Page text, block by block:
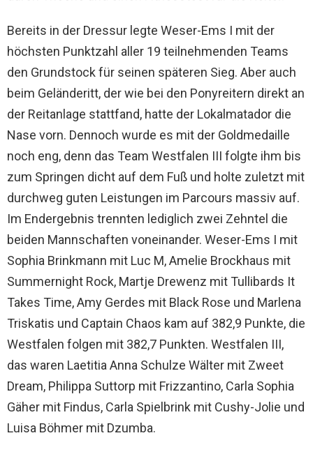
Bereits in der Dressur legte Weser-Ems I mit der
höchsten Punktzahl aller 19 teilnehmenden Teams
den Grundstock für seinen späteren Sieg. Aber auch
beim Geländeritt, der wie bei den Ponyreitern direkt an
der Reitanlage stattfand, hatte der Lokalmatador die
Nase vorn. Dennoch wurde es mit der Goldmedaille
noch eng, denn das Team Westfalen III folgte ihm bis
zum Springen dicht auf dem Fuß und holte zuletzt mit
durchweg guten Leistungen im Parcours massiv auf.
Im Endergebnis trennten lediglich zwei Zehntel die
beiden Mannschaften voneinander. Weser-Ems I mit
Sophia Brinkmann mit Luc M, Amelie Brockhaus mit
Summernight Rock, Martje Drewenz mit Tullibards It
Takes Time, Amy Gerdes mit Black Rose und Marlena
Triskatis und Captain Chaos kam auf 382,9 Punkte, die
Westfalen folgen mit 382,7 Punkten. Westfalen III,
das waren Laetitia Anna Schulze Wälter mit Zweet
Dream, Philippa Suttorp mit Frizzantino, Carla Sophia
Gäher mit Findus, Carla Spielbrink mit Cushy-Jolie und
Luisa Böhmer mit Dzumba.